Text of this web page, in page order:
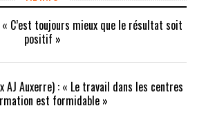
C’est toujours mieux que le résultat soit
positif »
AJ Auxerre) : « Le travail dans les centres
est formidable »